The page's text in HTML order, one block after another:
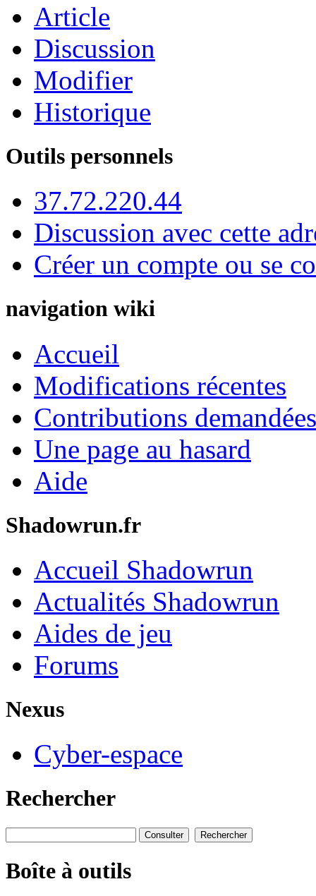
Article
Discussion
Modifier
Historique
Outils personnels
37.72.220.44
Discussion avec cette
Créer un compte ou se
navigation wiki
Accueil
Modifications récentes
Contributions
Une page au hasard
Aide
Shadowrun.fr
Accueil Shadowrun
Actualités Shadowrun
Aides de jeu
Forums
Nexus
Cyber-espace
Rechercher
Boîte à outils